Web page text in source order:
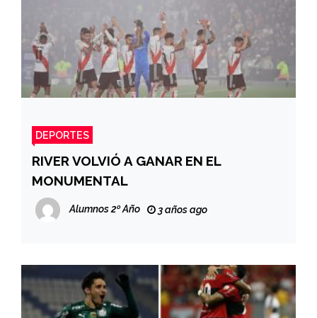
DEPORTES
RIVER VOLVIÓ A GANAR EN EL
MONUMENTAL
Alumnos 2º Año 3 años ago